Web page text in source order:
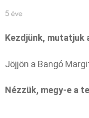
5 éve
Kezdjünk, mutatjuk
Jöjjön a Bangó
Nézzük, megy-e a